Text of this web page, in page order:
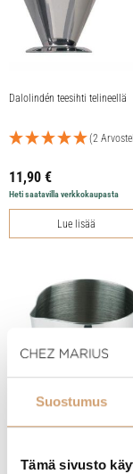
Suostumus
Tämä sivusto
Dalolindén teesihti telineellä
(2
11,90 €
Heti saatavilla verkkokaupasta
Lue lisää